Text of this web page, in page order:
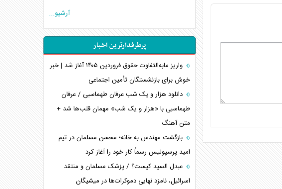
کنوانسیون دریای خزر در راستای منافع ملی است؟
اهمیت راهبردی اردن برای آمریکا
پیام، ظرفیت بالفعل‌نشده تجارت ایران
همسویی عربستان با سنتکام علیه متحدان ایران
ترامپ و توهم خلع سلاح حماس
چرا کویت به دنبال شریک امنیتی جدید است؟
اعتراف غرب به قدرت ایران در تثبیت معادلات
خطای راهبردی ترامپ مقابل برزیل
متن و حاشیه سفر نتانیاهو به آمریکا
آرشیو...
پرطرفدارترین اخبار
واریز مابه‌التفاوت حقوق فروردین ۱۴۰۵ آغاز شد | خبر
خوش برای بازنشستگان تأمین اجتماعی
دانلود هزار و یک شب عرفان طهماسبی / عرفان
طهماسبی با «هزار و یک شب» مهمان قلب‌ها شد +
متن آهنگ
بازگشت مهندس به خانه؛ محسن مسلمان در تیم
امید پرسپولیس رسماً کار خود را آغاز کرد
عبدل السید کیست؟ / پزشک مسلمان و منتقد
اسرائیل، نامزد نهایی دموکرات‌ها در میشیگان